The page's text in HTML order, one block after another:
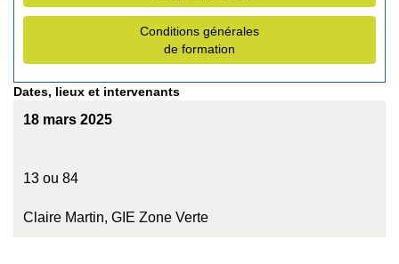
Conditions générales
de formation
Dates, lieux et intervenants
18 mars 2025
13 ou 84
Claire Martin, GIE Zone Verte